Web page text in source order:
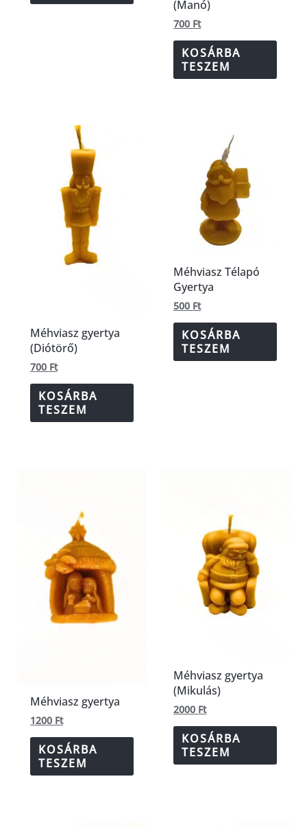
(Manó)
700 Ft
KOSÁRBA
TESZEM
Méhviasz gyertya
(Diótörő)
700 Ft
KOSÁRBA
TESZEM
Méhviasz Télapó
Gyertya
500 Ft
KOSÁRBA
TESZEM
Méhviasz gyertya
1200 Ft
KOSÁRBA
TESZEM
Méhviasz gyertya
(Mikulás)
2000 Ft
KOSÁRBA
TESZEM